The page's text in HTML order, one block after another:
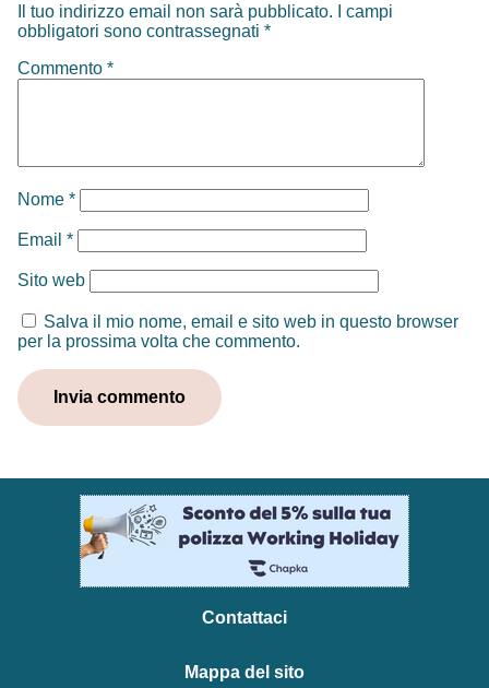
Il tuo indirizzo email non sarà pubblicato.
I campi
obbligatori sono contrassegnati *
Commento *
Nome *
Email *
Sito web
Salva il mio nome, email e sito web in questo browser
per la prossima volta che commento.
Contattaci
Mappa del sito